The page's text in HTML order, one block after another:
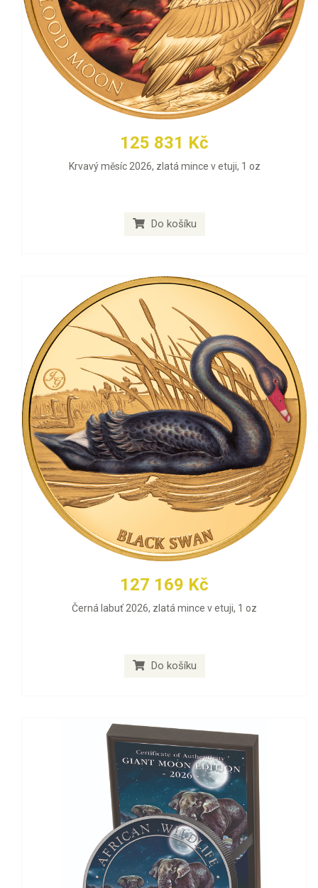
125 831 Kč
Krvavý měsíc 2026, zlatá mince v etuji, 1 oz
Do košíku
127 169 Kč
Černá labuť 2026, zlatá mince v etuji, 1 oz
Do košíku